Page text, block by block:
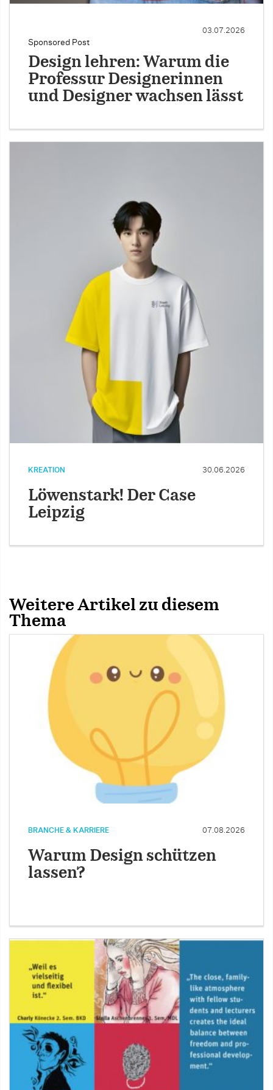
Sponsored Post
03.07.2026
Design lehren: Warum die
Professur Designerinnen
und Designer wachsen lässt
KREATION 30.06.2026
Löwenstark! Der Case
Leipzig
Weitere Artikel zu diesem
Thema
BRANCHE & KARRIERE 07.08.2026
Warum Design schützen
lassen?